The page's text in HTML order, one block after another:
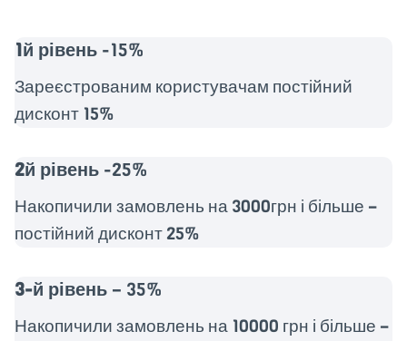
1й рівень -15%
Зареєстрованим користувачам постійний
дисконт 15%
2й рівень -25%
Накопичили замовлень на 3000грн і більше –
постійний дисконт 25%
3-й рівень – 35%
Накопичили замовлень на 10000 грн і більше –